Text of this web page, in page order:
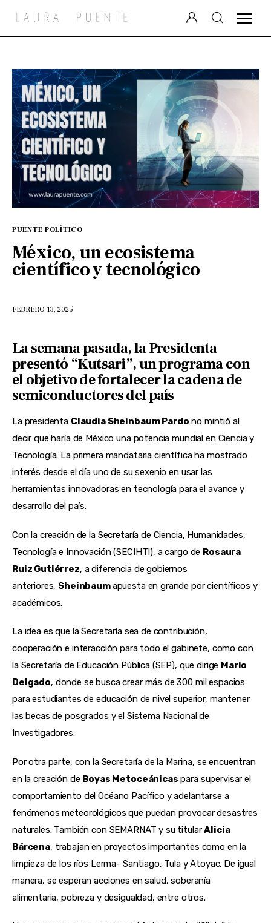
Laura Puente
Puente Político
Videocolumna
Podcast
Especiales
PUENTE POLÍTICO
México, un ecosistema
científico y tecnológico
FEBRERO 13, 2025
La semana pasada, la Presidenta
presentó “Kutsari”, un programa con
el objetivo de fortalecer la cadena de
semiconductores del país
La presidenta Claudia Sheinbaum Pardo no mintió al
decir que haría de México una potencia mundial en Ciencia y
Tecnología. La primera mandataria científica ha mostrado
interés desde el día uno de su sexenio en usar las
herramientas innovadoras en tecnología para el avance y
desarrollo del país.
Con la creación de la Secretaría de Ciencia, Humanidades,
Tecnología e Innovación (SECIHTI), a cargo de Rosaura
Ruiz Gutiérrez, a diferencia de gobiernos
anteriores, Sheinbaumapuesta en grande por científicos y
académicos.
La idea es que la Secretaría sea de contribución,
cooperación e interacción para todo el gabinete, como con
la Secretaría de Educación Pública (SEP), que dirige Mario
Delgado, donde se busca crear más de 300 mil espacios
para estudiantes de educación de nivel superior, mantener
las becas de posgrados y el Sistema Nacional de
Investigadores.
Por otra parte, con la Secretaría de la Marina, se encuentran
en la creación de Boyas Metoceánicas para supervisar el
comportamiento del Océano Pacífico y adelantarse a
fenómenos meteorológicos que puedan provocar desastres
naturales. También con SEMARNAT y su titularAlicia
Bárcena, trabajan en proyectos importantes como en la
limpieza de los ríos Lerma- Santiago, Tula y Atoyac. De igual
manera, se esperan acciones en salud, soberanía
alimentaria, pobreza y desigualdad, entre otros.